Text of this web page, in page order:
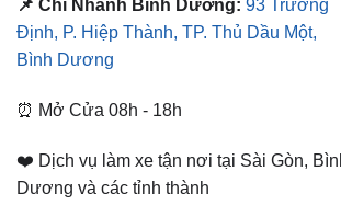
❤️ Dịch vụ làm xe tận nơi tại Sài Gòn, Bình
Dương và các tỉnh thành
DANH MỤC SẢN PHẨM
Âm Thanh
Bọc Ghế Và Độ Ghế